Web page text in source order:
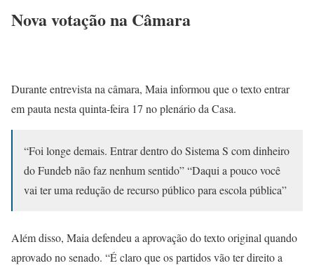
Nova votação na Câmara
Durante entrevista na câmara, Maia informou que o texto entrar
em pauta nesta quinta-feira 17 no plenário da Casa.
“Foi longe demais. Entrar dentro do Sistema S com dinheiro
do Fundeb não faz nenhum sentido” “Daqui a pouco você
vai ter uma redução de recurso público para escola pública”
Além disso, Maia defendeu a aprovação do texto original quando
aprovado no senado. “É claro que os partidos vão ter direito a